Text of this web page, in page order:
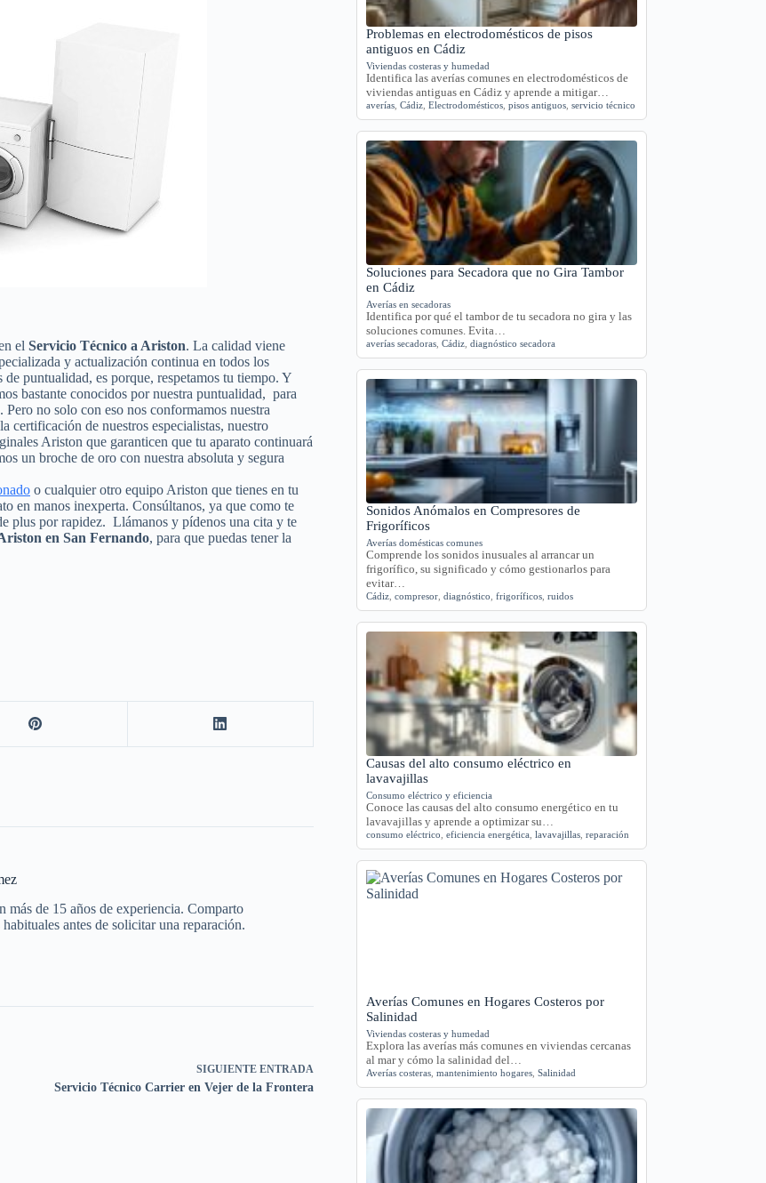
el Servicio Técnico a Ariston. La calidad viene
y actualización continua en todos los
puntualidad, es porque, respetamos tu tiempo. Y
bastante conocidos por nuestra puntualidad, para
no solo con eso nos conformamos nuestra
certificación de nuestros especialistas, nuestro
Ariston que garanticen que tu aparato continuará
un broche de oro con nuestra absoluta y segura
o cualquier otro equipo Ariston que tienes en tu
en manos inexperta. Consúltanos, ya que como te
plus por rapidez. Llámanos y pídenos una cita y te
en San Fernando, para que puedas tener la
más de 15 años de experiencia. Comparto
antes de solicitar una reparación.
SIGUIENTE ENTRADA
Servicio Técnico Carrier en Vejer de la Frontera
Problemas en electrodomésticos de pisos
antiguos en Cádiz
Viviendas costeras y humedad
Identifica las averías comunes en electrodomésticos de
viviendas antiguas en Cádiz y aprende a mitigar…
averías ,Cádiz ,Electrodomésticos ,pisos antiguos ,servicio técnico
Soluciones para Secadora que no Gira Tambor
en Cádiz
Averías en secadoras
Identifica por qué el tambor de tu secadora no gira y las
soluciones comunes. Evita…
averías secadoras ,Cádiz ,diagnóstico secadora
Sonidos Anómalos en Compresores de
Frigoríficos
Averías domésticas comunes
Comprende los sonidos inusuales al arrancar un
frigorífico, su significado y cómo gestionarlos para
evitar…
Cádiz ,compresor ,diagnóstico ,frigoríficos ,ruidos
Causas del alto consumo eléctrico en
lavavajillas
Consumo eléctrico y eficiencia
Conoce las causas del alto consumo energético en tu
lavavajillas y aprende a optimizar su…
consumo eléctrico ,eficiencia energética ,lavavajillas ,reparación
Averías Comunes en Hogares Costeros por
Salinidad
Viviendas costeras y humedad
Explora las averías más comunes en viviendas cercanas
al mar y cómo la salinidad del…
Averías costeras ,mantenimiento hogares ,Salinidad